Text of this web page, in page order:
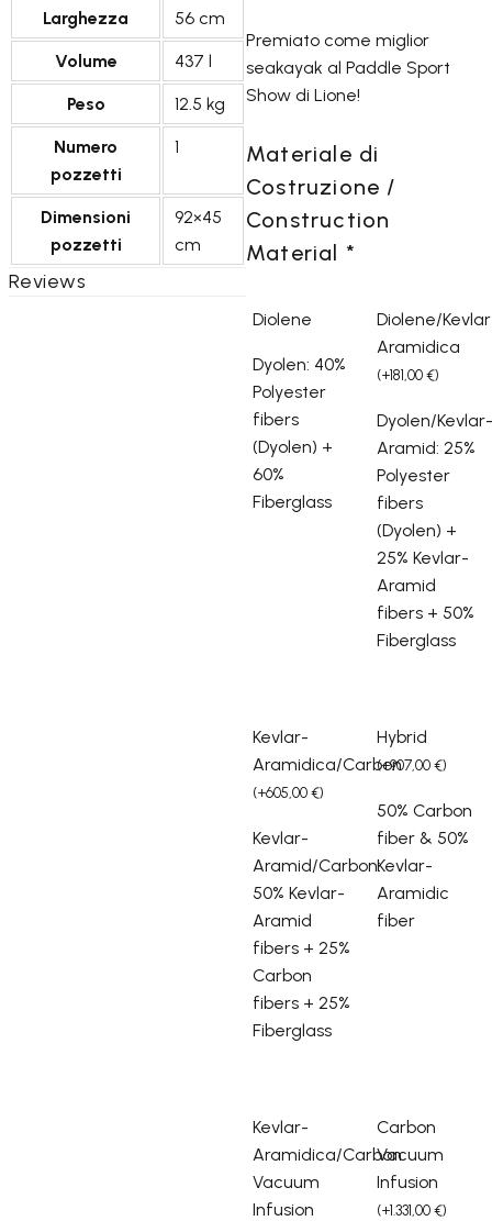
Premiato come miglior
seakayak al Paddle Sport
Show di Lione!
Materiale di
Costruzione /
Construction
Material *
Diolene
Dyolen: 40%
Polyester
fibers
(Dyolen) +
60%
Fiberglass
Diolene/
Aramidica
(+181,00€)
Dyolen/Kevlar-
Aramid: 25%
Polyester
fibers
(Dyolen) +
25% Kevlar-
Aramid
fibers + 50%
Fiberglass
Kevlar-
Aramidica/Carbon
(+605,00€)
Kevlar-
Aramid/Carbon:
50% Kevlar-
Aramid
fibers + 25%
Carbon
fibers + 25%
Fiberglass
Hybrid
(+907,00€)
50% Carbon
fiber & 50%
Kevlar-
Aramidic
fiber
Kevlar-
Aramidica/Carbon
Vacuum
Infusion
Carbon
Vacuum
Infusion
(+1.331,00€)
Larghezza 56 cm
Volume 437 l
Peso 12.5 kg
Numero
pozzetti
1
Dimensioni
pozzetti
92×45
cm
Reviews